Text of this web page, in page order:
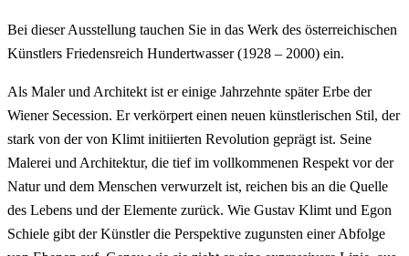
Bei dieser Ausstellung tauchen Sie in das Werk des österreichischen
Künstlers Friedensreich Hundertwasser (1928 – 2000) ein.
Als Maler und Architekt ist er einige Jahrzehnte später Erbe der
Wiener Secession. Er verkörpert einen neuen künstlerischen Stil, der
stark von der von Klimt initiierten Revolution geprägt ist. Seine
Malerei und Architektur, die tief im vollkommenen Respekt vor der
Natur und dem Menschen verwurzelt ist, reichen bis an die Quelle
des Lebens und der Elemente zurück. Wie Gustav Klimt und Egon
Schiele gibt der Künstler die Perspektive zugunsten einer Abfolge